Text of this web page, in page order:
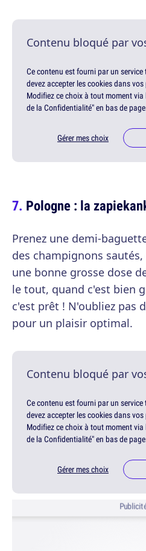
Contenu bloqué par
Ce contenu est fourni par un
devez accepter les cookies dans
Modifiez ce choix à tout moment via
de la Confidentialité" en bas de
Gérer mes choix
Pologne : la
Prenez une demi-
des champignons
une bonne grosse dose
le tout, quand c'est bien
c'est prêt ! N'oubliez pas
pour un plaisir optimal.
Contenu bloqué par
Ce contenu est fourni par un
devez accepter les cookies dans
Modifiez ce choix à tout moment via
de la Confidentialité" en bas de
Gérer mes choix